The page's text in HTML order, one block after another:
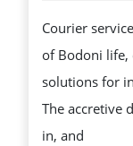
Courier
of Bodoni life,
solutions for
The accretive
in, and